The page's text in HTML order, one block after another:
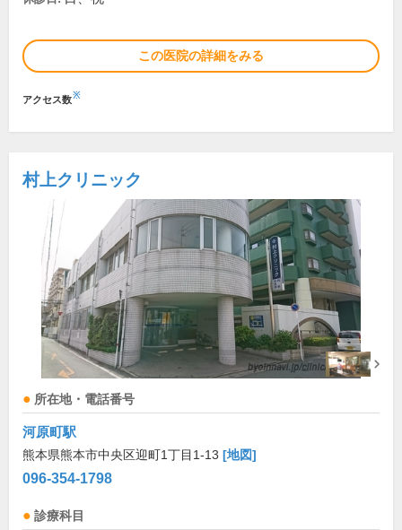
この医院の詳細をみる
アクセス数※
村上クリニック
所在地・電話番号
河原町駅
熊本県熊本市中央区迎町1丁目1-13 [地図]
096-354-1798
診療科目